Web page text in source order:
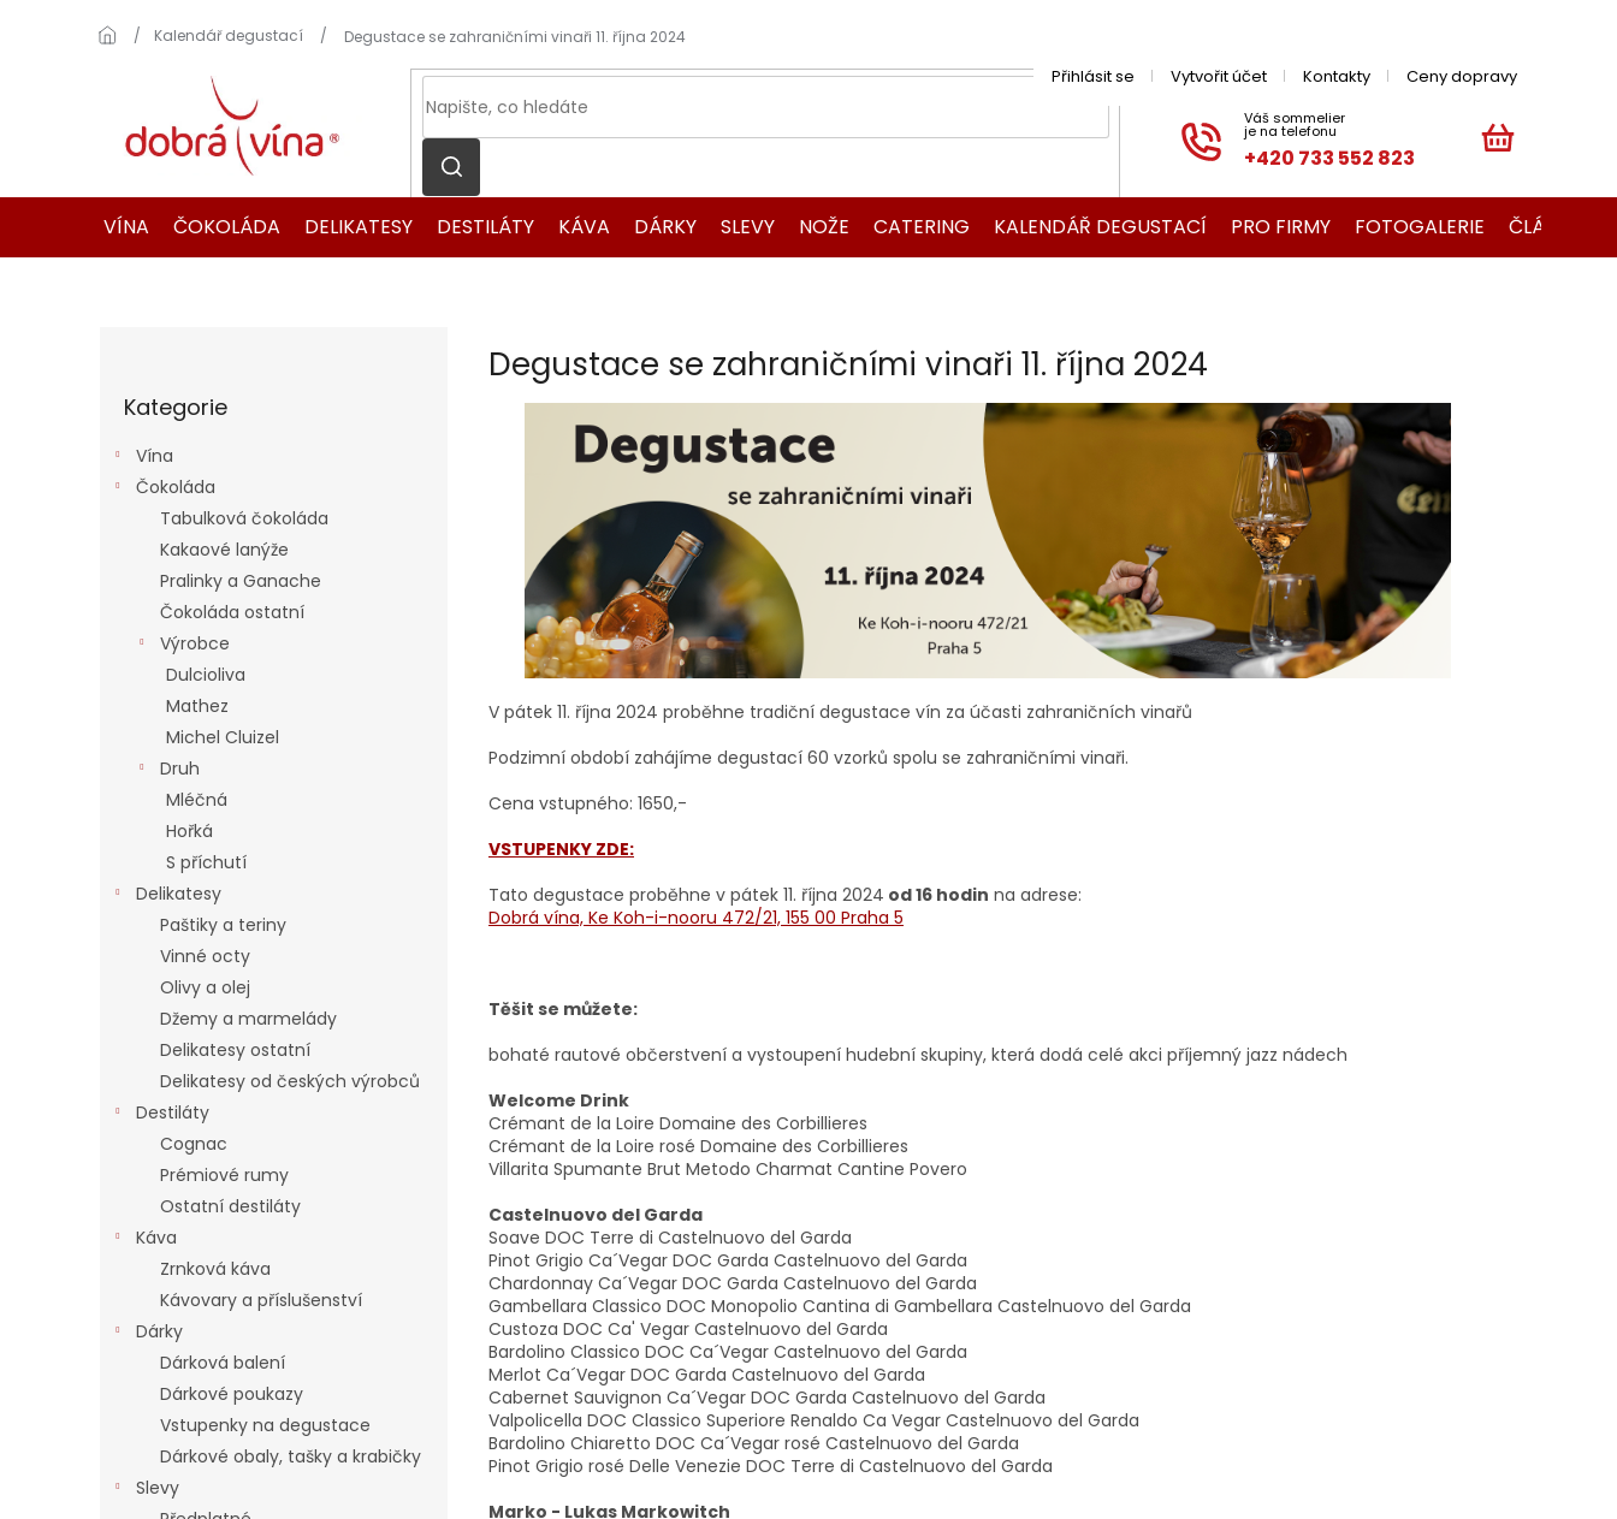
+420 733 552 823
Přihlásit se Vytvořit účet Kontakty Ceny dopravy
KOŠÍK
VÍNA
ČOKOLÁDA DELIKATESY DESTILÁTY KÁVA DÁRKY SLEVY NOŽE CATERING KALENDÁŘ DEGUSTACÍ PRO FIRMY FOTOGALERIE ČLÁNKY O
Domů
Kalendář degustací Degustace se zahraničními vinaři 11. října 2024
kategorie
Kategorie
Vína
Čokoláda
Tabulková čokoláda
Kakaové lanýže
Pralinky a Ganache
Čokoláda ostatní
Výrobce
Dulcioliva
Mathez
Michel Cluizel
Druh
Mléčná
Hořká
S příchutí
Delikatesy
Paštiky a teriny
Vinné octy
Olivy a olej
Džemy a marmelády
Delikatesy ostatní
Delikatesy od českých výrobců
Destiláty
Cognac
Prémiové rumy
Ostatní destiláty
Káva
Zrnková káva
Kávovary a příslušenství
Dárky
Dárková balení
Dárkové poukazy
Vstupenky na degustace
Dárkové obaly, tašky a krabičky
Slevy
Degustace se zahraničními vinaři 11. října 2024
V pátek 11. října 2024 proběhne tradiční degustace vín za účasti zahraničních vinařů
Podzimní období zahájíme degustací 60 vzorků spolu se zahraničními vinaři.
Cena vstupného: 1650,-
VSTUPENKY ZDE:
Tato degustace proběhne v pátek 11. října 2024 od 16 hodin na adrese:
Dobrá vína, Ke Koh-i-nooru 472/21, 155 00 Praha 5
Těšit se můžete:
bohaté rautové občerstvení a vystoupení hudební skupiny, která dodá celé akci příjemný jazz nádech
Welcome Drink
Crémant de la Loire Domaine des Corbillieres
Crémant de la Loire rosé Domaine des Corbillieres
Villarita Spumante Brut Metodo Charmat Cantine Povero
Castelnuovo del Garda
Soave DOC Terre di Castelnuovo del Garda
Pinot Grigio Ca´Vegar DOC Garda Castelnuovo del Garda
Chardonnay Ca´Vegar DOC Garda Castelnuovo del Garda
Gambellara Classico DOC Monopolio Cantina di Gambellara Castelnuovo del Garda
Custoza DOC Ca' Vegar Castelnuovo del Garda
Bardolino Classico DOC Ca´Vegar Castelnuovo del Garda
Merlot Ca´Vegar DOC Garda Castelnuovo del Garda
Cabernet Sauvignon Ca´Vegar DOC Garda Castelnuovo del Garda
Valpolicella DOC Classico Superiore Renaldo Ca Vegar Castelnuovo del Garda
Bardolino Chiaretto DOC Ca´Vegar rosé Castelnuovo del Garda
Pinot Grigio rosé Delle Venezie DOC Terre di Castelnuovo del Garda
Marko - Lukas Markowitch